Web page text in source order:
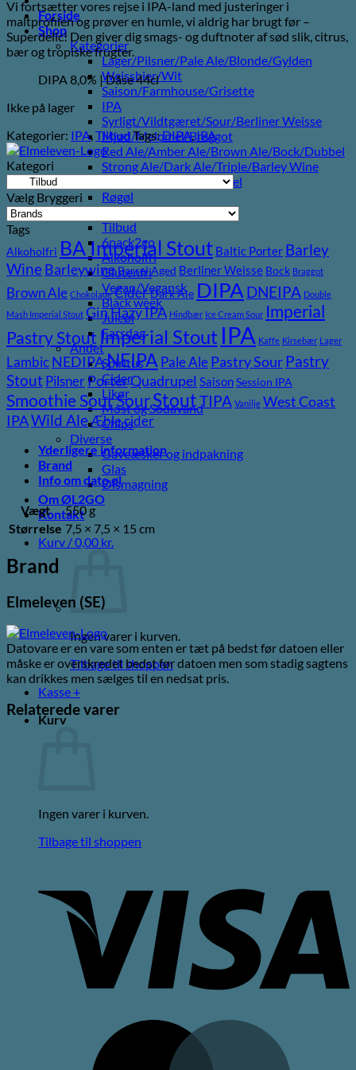
Forside
Shop
Kategorier
Lager/Pilsner/Pale Ale/Blonde/Gylden
Weissbier/Wit
Saison/Farmhouse/Grisette
IPA
Syrligt/Vildtgæret/Sour/Berliner Weisse
Mjød/Melomel/Braggot
Red Ale/Amber Ale/Brown Ale/Bock/Dubbel
Strong Ale/Dark Ale/Triple/Barley Wine
Porter/Stouts/Quadrupel
Røgøl
Øl
Tilbud
6pack2go
Alkoholfri
Glutenfri
Vegan/Vegansk
Black week
Juleøl
Farsdag
Andet
Spiritus
Cider
Likør
Most og Sodavand
Chips
Diverse
Gaveæsker og indpakning
Glas
Ølsmagning
Om ØL2GO
Kontakt
Kurv /0,00 kr.
Ingen varer i kurven.
Tilbage til shoppen
Kasse +
Kurv
Ingen varer i kurven.
Tilbage til shoppen
var:
68,00 kr..
er:
40,00 kr..
Vi fortsætter vores rejse i IPA-land med justeringer i
maltprofilen og prøver en humle, vi aldrig har brugt før –
Superdelic! Den giver dig smags- og duftnoter af sød slik, citrus,
bær og tropiske frugter.
DIPA 8,0% | Dåse 44cl
Ikke på lager
Kategorier: IPA,TilbudTags:DIPA,IPA
Kategori
Vælg Bryggeri
Tags
Alkoholfri BA Imperial Stout Baltic Porter Barley
Wine Barleywine Barrel Aged Berliner Weisse Bock Braggot
Brown Ale Chokolade CiderDark Ale DIPA DNEIPA Double
Mash Imperial Stout GinHazy IPA Hindbær Ice Cream Sour Imperial
Pastry Stout Imperial Stout IPA Kaffe Kirsebær Lager
Lambic NEDIPANEIPA Pale Ale Pastry Sour Pastry
Stout Pilsner PorterQuadrupel SaisonSession IPA
Smoothie SourSourStoutTIPA Vanilje West Coast
IPAWild Ale Æble cider
Yderligere information
Brand
Info om dato øl
Vægt
550 g
Størrelse 7,5 × 7,5 × 15 cm
Brand
Elmeleven (SE)
Datovare er en vare som enten er tæt på bedst før datoen eller
måske er overskredet bedst før datoen men som stadig sagtens
kan drikkes men sælges til en nedsat pris.
Relaterede varer